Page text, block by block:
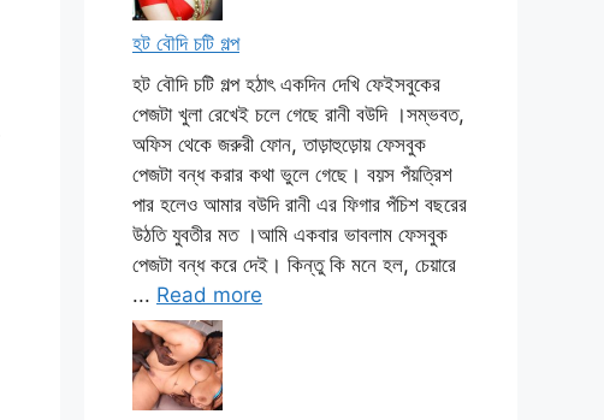
হট বৌদি চটি গল্প
হট বৌদি চটি গল্প হঠাৎ একদিন দেখি ফেইসবুকের
পেজটা খুলা রেখেই চলে গেছে রানী বউদি ।সম্ভবত,
অফিস থেকে জরুরী ফোন, তাড়াহুড়োয় ফেসবুক
পেজটা বন্ধ করার কথা ভুলে গেছে। বয়স পঁয়ত্রিশ
পার হলেও আমার বউদি রানী এর ফিগার পঁচিশ বছরের
উঠতি যুবতীর মত ।আমি একবার ভাবলাম ফেসবুক
পেজটা বন্ধ করে দেই। কিন্তু কি মনে হল, চেয়ারে
... Read more